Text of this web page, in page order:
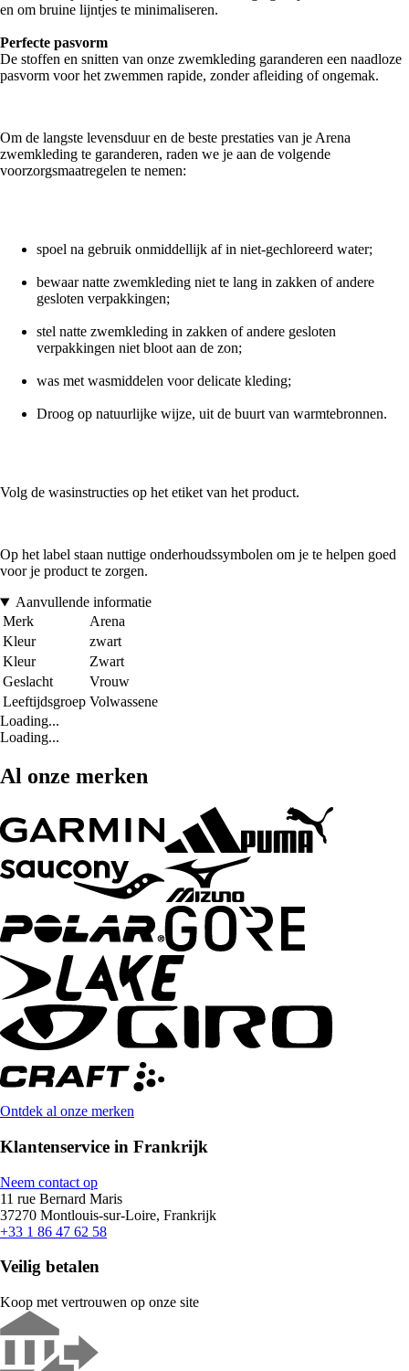
en om bruine lijntjes te minimaliseren.
Perfecte pasvorm
De stoffen en snitten van onze zwemkleding garanderen een naadloze
pasvorm voor het zwemmen rapide, zonder afleiding of ongemak.
Om de langste levensduur en de beste prestaties van je Arena
zwemkleding te garanderen, raden we je aan de volgende
voorzorgsmaatregelen te nemen:
spoel na gebruik onmiddellijk af in niet-gechloreerd water;
bewaar natte zwemkleding niet te lang in zakken of andere
gesloten verpakkingen;
stel natte zwemkleding in zakken of andere gesloten
verpakkingen niet bloot aan de zon;
was met wasmiddelen voor delicate kleding;
Droog op natuurlijke wijze, uit de buurt van warmtebronnen.
Volg de wasinstructies op het etiket van het product.
Op het label staan nuttige onderhoudssymbolen om je te helpen goed
voor je product te zorgen.
Aanvullende informatie
Merk
Arena
Kleur
zwart
Kleur
Zwart
Geslacht
Vrouw
Leeftijdsgroep Volwassene
Loading...
Loading...
Al onze merken
Ontdek al onze merken
Klantenservice in Frankrijk
Neem contact op
11 rue Bernard Maris
37270 Montlouis-sur-Loire, Frankrijk
+33 1 86 47 62 58
Veilig betalen
Koop met vertrouwen op onze site